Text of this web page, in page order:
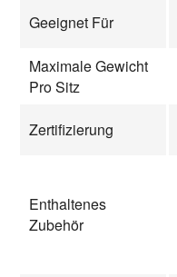
Geeignet Für
Maximale Gewicht
Pro Sitz
Zertifizierung
Enthaltenes
Zubehör